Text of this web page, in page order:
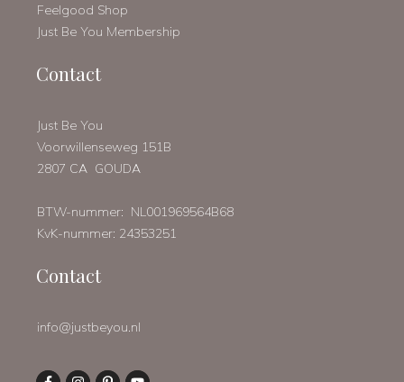
Feelgood Shop
Just Be You Membership
Contact
Just Be You
Voorwillenseweg 151B
2807 CA GOUDA
BTW-nummer: NL001969564B68
KvK-nummer: 24353251
Contact
info@justbeyou.nl